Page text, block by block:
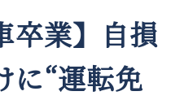
卒業】自損
に“運転免